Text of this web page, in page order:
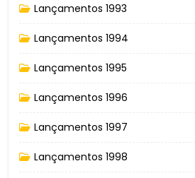
Lançamentos 1993
Lançamentos 1994
Lançamentos 1995
Lançamentos 1996
Lançamentos 1997
Lançamentos 1998